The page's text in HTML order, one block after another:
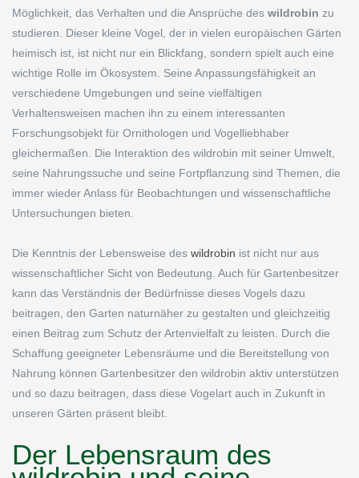
Möglichkeit, das Verhalten und die Ansprüche des wildrobin zu
studieren. Dieser kleine Vogel, der in vielen europäischen Gärten
heimisch ist, ist nicht nur ein Blickfang, sondern spielt auch eine
wichtige Rolle im Ökosystem. Seine Anpassungsfähigkeit an
verschiedene Umgebungen und seine vielfältigen
Verhaltensweisen machen ihn zu einem interessanten
Forschungsobjekt für Ornithologen und Vogelliebhaber
gleichermaßen. Die Interaktion des wildrobin mit seiner Umwelt,
seine Nahrungssuche und seine Fortpflanzung sind Themen, die
immer wieder Anlass für Beobachtungen und wissenschaftliche
Untersuchungen bieten.
Die Kenntnis der Lebensweise des wildrobin ist nicht nur aus
wissenschaftlicher Sicht von Bedeutung. Auch für Gartenbesitzer
kann das Verständnis der Bedürfnisse dieses Vogels dazu
beitragen, den Garten naturnäher zu gestalten und gleichzeitig
einen Beitrag zum Schutz der Artenvielfalt zu leisten. Durch die
Schaffung geeigneter Lebensräume und die Bereitstellung von
Nahrung können Gartenbesitzer den wildrobin aktiv unterstützen
und so dazu beitragen, dass diese Vogelart auch in Zukunft in
unseren Gärten präsent bleibt.
Der Lebensraum des